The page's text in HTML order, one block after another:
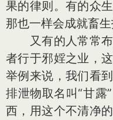
果的律则。有的众
那也一样会成就畜生
又有的人常常布
者行于邪婬之业，
举例来说，我们看
排泄物取名叫“甘露
西，用这个不清净